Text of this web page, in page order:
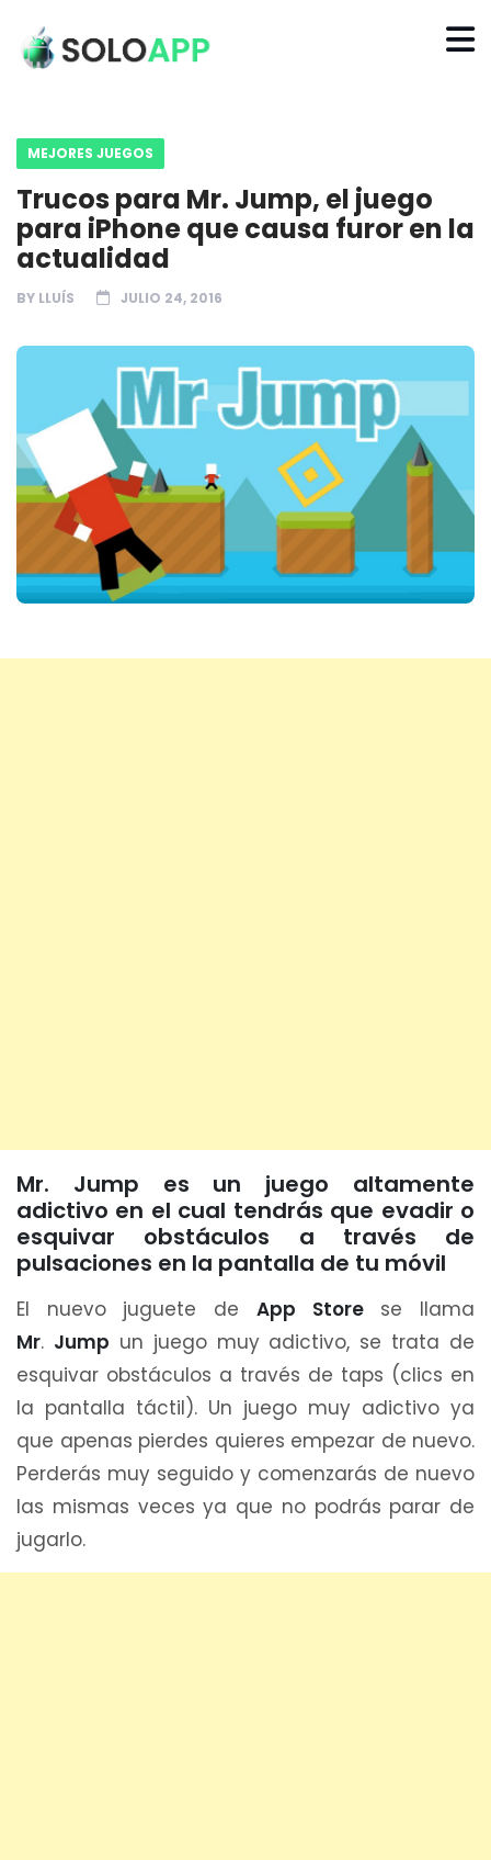
MEJORES JUEGOS
Trucos para Mr. Jump, el juego
para iPhone que causa furor en la
actualidad
BY LLUÍS JULIO 24, 2016
Mr. Jump es un juego altamente
adictivo en el cual tendrás que evadir o
esquivar obstáculos a través de
pulsaciones en la pantalla de tu móvil
El nuevo juguete de App Storese llama
Mr. Jump un juego muy adictivo, se trata de
esquivar obstáculos a través de taps (clics en
la pantalla táctil). Un juego muy adictivo ya
que apenas pierdes quieres empezar de nuevo.
Perderás muy seguido y comenzarás de nuevo
las mismas veces ya que no podrás parar de
jugarlo.